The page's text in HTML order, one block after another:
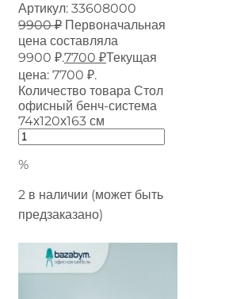
Артикул: 33608000
9900₽ Первоначальная
цена составляла
9900 ₽.7700 ₽Текущая
цена: 7700 ₽.
Количество товара Стол
офисный бенч-система
74х120х163 см
%
2 в наличии (может быть
предзаказано)